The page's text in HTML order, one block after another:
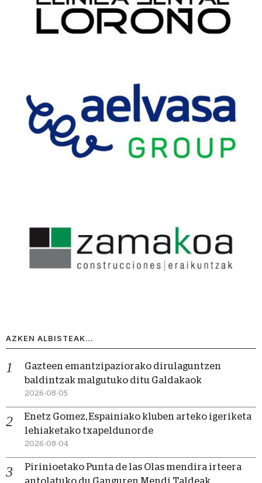
AZKEN ALBISTEAK…
Gazteen emantzipaziorako dirulaguntzen
baldintzak malgutuko ditu Galdakaok
2026-08-05
Enetz Gomez, Espainiako kluben arteko igeriketa
lehiaketako txapeldunorde
2026-08-04
Pirinioetako Punta de las Olas mendira irteera
antolatuko du Ganguren Mendi Taldeak